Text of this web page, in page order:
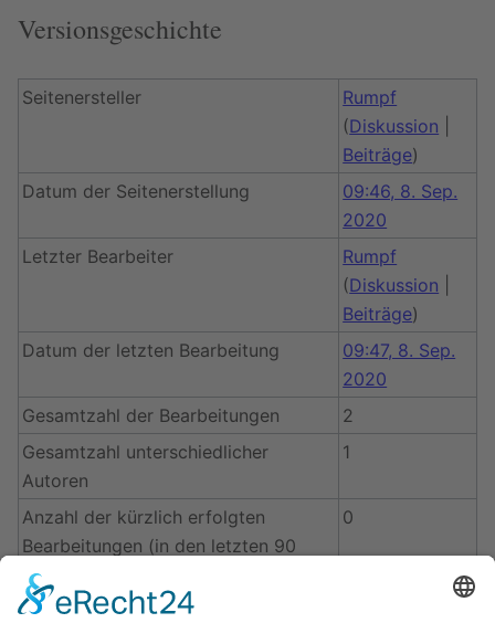
Versionsgeschichte
Seitenersteller
Rumpf
(Diskussion
Beiträge)
Datum der Seitenerstellung
09:46, 8. Sep.
2020
Letzter Bearbeiter
Rumpf
(Diskussion
Beiträge)
Datum der letzten Bearbeitung
09:47, 8. Sep.
2020
Gesamtzahl der Bearbeitungen
2
Gesamtzahl unterschiedlicher
Autoren
1
Anzahl der kürzlich erfolgten
Bearbeitungen (in den letzten 90
Tagen)
0
Anzahl unterschiedlicher Autoren der